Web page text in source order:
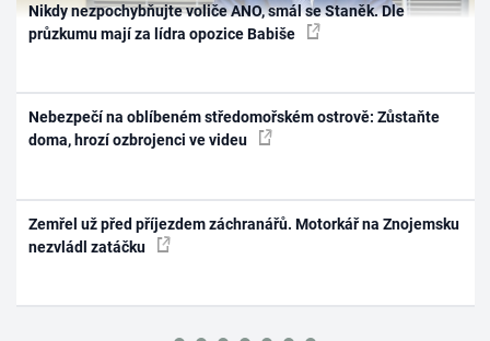
Nikdy nezpochybňujte voliče ANO, smál se Staněk. Dle
průzkumu mají za lídra opozice Babiše
Nebezpečí na oblíbeném středomořském ostrově: Zůstaňte
doma, hrozí ozbrojenci ve videu
Zemřel už před příjezdem záchranářů. Motorkář na Znojemsku
nezvládl zatáčku